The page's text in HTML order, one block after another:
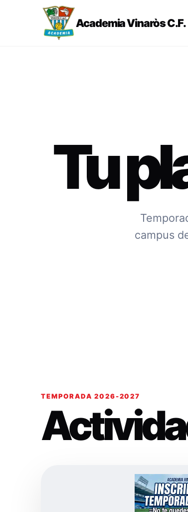
Academia Vinaròs C.F.
Tu
campus
TEMPORADA 2026-2027